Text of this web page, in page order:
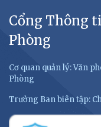
Cổng Thông
Phòng
Cơ quan quản lý: Văn
Phòng
Trưởng Ban biên tập: